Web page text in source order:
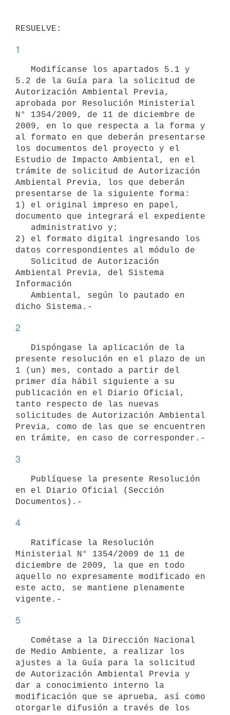
1
5.2 de la Guía para la solicitud de
Autorización Ambiental Previa,
aprobada por Resolución Ministerial
N° 1354/2009, de 11 de diciembre de
2009, en lo que respecta a la forma y
al formato en que deberán presentarse
los documentos del proyecto y el
Estudio de Impacto Ambiental, en el
trámite de solicitud de Autorización
Ambiental Previa, los que deberán
presentarse de la siguiente forma:
1) el original impreso en papel,
documento que integrará el expediente
2) el formato digital ingresando los
datos correspondientes al módulo de
Ambiental Previa, del Sistema
Información
2
presente resolución en el plazo de un
1 (un) mes, contado a partir del
primer día hábil siguiente a su
publicación en el Diario Oficial,
tanto respecto de las nuevas
solicitudes de Autorización Ambiental
Previa, como de las que se encuentren
3
en el Diario Oficial (Sección
4
Ministerial N° 1354/2009 de 11 de
diciembre de 2009, la que en todo
aquello no expresamente modificado en
este acto, se mantiene plenamente
5
de Medio Ambiente, a realizar los
ajustes a la Guía para la solicitud
de Autorización Ambiental Previa y
dar a conocimiento interno la
modificación que se aprueba, así como
otorgarle difusión a través de los